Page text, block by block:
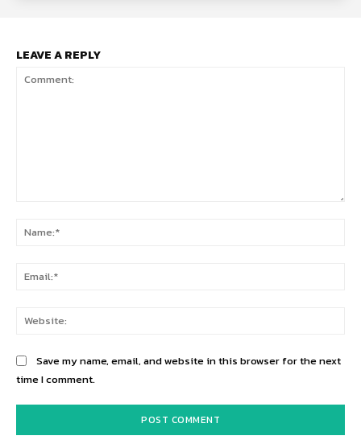
LEAVE A REPLY
Save my name, email, and website in this browser for the next
time I comment.